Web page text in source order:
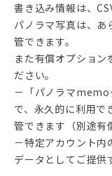
書き込み情報は、
パノラマ写真は、あ
管できます。
また有償オプション
ださい。
－「パノラマmemo
で、永久的に利用
管できます（別途有
－特定アカウント内
データとしてご提供